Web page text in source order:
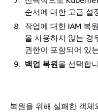
순서에 대한 고급 설
작업에 대한 IAM 복
을 사용하지 않는 경
권한이 포함되어 있
백업 복원을 선택합
복원을 위해 실패한 객